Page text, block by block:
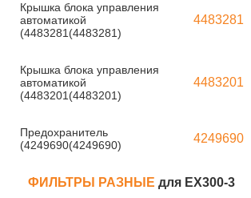
Крышка блока управления
автоматикой
(4483281(4483281)
4483281
Крышка блока управления
автоматикой
(4483201(4483201)
4483201
Предохранитель
(4249690(4249690)
4249690
ФИЛЬТРЫ РАЗНЫЕ для EX300-3